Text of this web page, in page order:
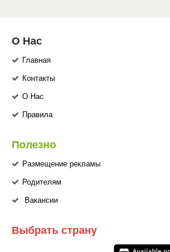
О Нас
Главная
Контакты
О Нас
Правила
Полезно
Размещение рекламы
Родителям
Вакансии
Выбрать страну